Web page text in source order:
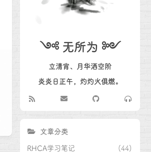
༺ 无所为 ༻
立清宵、月华洒空阶
炎炎日正午，灼灼火俱燃。
文章分类
RHCA学习笔记
(44)